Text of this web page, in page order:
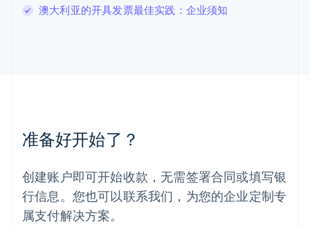
澳大利亚的开具发票最佳实践：企业须知
准备好开始了？
创建账户即可开始收款，无需签署合同或填写银
行信息。您也可以联系我们，为您的企业定制专
属支付解决方案。
马尔他
English
葡萄牙
日本
日本語 English
瑞典
SvenskaEnglish